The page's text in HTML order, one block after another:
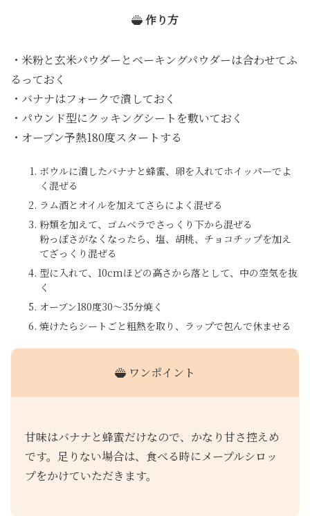
作り方
・米粉と玄米パウダーとベーキングパウダーは合わせてふ
るっておく
・バナナはフォークで潰しておく
・パウンド型にクッキングシートを敷いておく
・オーブン予熱180度スタートする
ボウルに潰したバナナと蜂蜜、卵を入れてホイッパーでよ
く混ぜる
ラム酒とオイルを加えてさらによく混ぜる
粉類を加えて、ゴムベラでさっくり下から混ぜる
粉っぽさがなくなったら、塩、胡桃、チョコチップを加え
てざっくり混ぜる
型に入れて、10cmほどの高さから落として、中の空気を抜
く
オーブン180度30〜35分焼く
焼けたらシートごと粗熱を取り、ラップで包んで休ませる
ワンポイント
甘味はバナナと蜂蜜だけなので、かなり甘さ控えめ
です。足りない場合は、食べる時にメープルシロッ
プをかけていただきます。